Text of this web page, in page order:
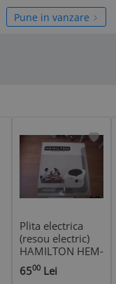
Pune in vanzare
Plita electrica
(resou electric)
HAMILTON HEM-
201, 1500W,
stare perfecta
6500 Lei